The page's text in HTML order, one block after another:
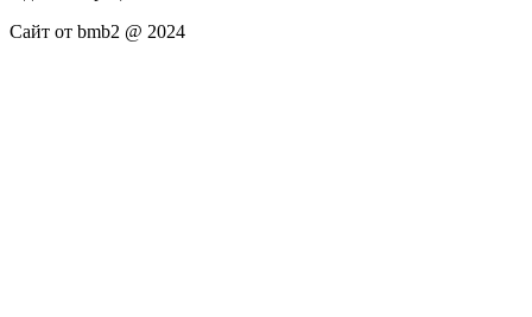
Сайт от bmb2 @ 2024